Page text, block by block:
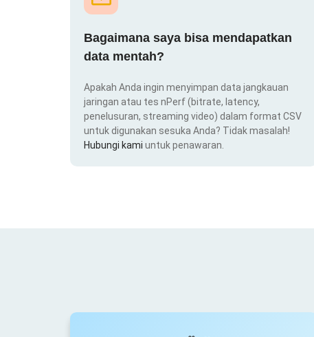
Bagaimana saya bisa mendapatkan
data mentah?
Apakah Anda ingin menyimpan data jangkauan
jaringan atau tes nPerf (bitrate, latency,
penelusuran, streaming video) dalam format CSV
untuk digunakan sesuka Anda? Tidak masalah!
Hubungi kami untuk penawaran.